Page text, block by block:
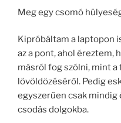
Meg egy csomó
Kipróbáltam a laptopon
az a pont, ahol éreztem,
másról fog szólni, mint
lövöldözéséről. Pedig
egyszerűen csak mindig
csodás dolgokba.